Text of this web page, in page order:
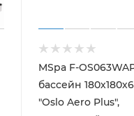
MSpa F-
бассейн
"Oslo Aero Plus",